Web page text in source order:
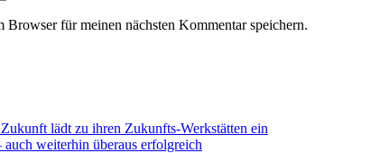
für meinen nächsten Kommentar speichern.
lädt zu ihren Zukunfts-Werkstätten ein
weiterhin überaus erfolgreich